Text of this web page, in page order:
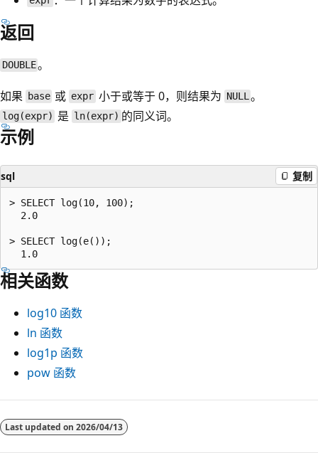
返回
DOUBLE。
如果
base 或 expr小于或等于 0，则结果为 NULL。
log(expr) 是 ln(expr) 的同义词。
示例
sql 复制
> SELECT log(10, 100);
  2.0
> SELECT log(e());
相关函数
log10 函数
ln 函数
log1p 函数
pow 函数
阅
读Last updated on 2026/04/13